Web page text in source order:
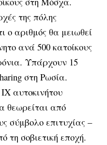
της πόλης
ο αριθμός θα μειωθεί
ανά 500 κατοίκους
Υπάρχουν 15
στη Ρωσία.
αυτοκινήτου
θεωρείται από
σύμβολο επιτυχίας –
τη σοβιετική εποχή.